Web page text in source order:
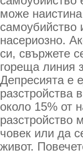
може
самоубийство
насериозно.
си, свържете
гореща линия
Депресията е
разстройства
около 15% от
разстройство
човек или да
живот.